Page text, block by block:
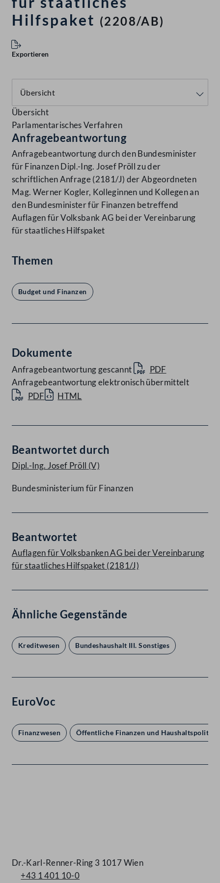
Hilfspaket (2208/AB)
Exportieren
Übersicht
Parlamentarisches Verfahren
Anfragebeantwortung
Anfragebeantwortung durch den Bundesminister
für Finanzen Dipl.-Ing. Josef Pröll zu der
schriftlichen Anfrage (2181/J) der Abgeordneten
Mag. Werner Kogler, Kolleginnen und Kollegen an
den Bundesminister für Finanzen betreffend
Auflagen für Volksbank AG bei der Vereinbarung
für staatliches Hilfspaket
Themen
Budget und Finanzen
Dokumente
Anfragebeantwortung gescannt
PDF
Anfragebeantwortung elektronisch übermittelt
PDF
HTML
Beantwortet durch
Dipl.-Ing. Josef Pröll (V)
Bundesministerium für Finanzen
Beantwortet
Auflagen für Volksbanken AG bei der Vereinbarung
für staatliches Hilfspaket (2181/J)
Ähnliche Gegenstände
Kreditwesen Bundeshaushalt III. Sonstiges
EuroVoc
Finanzwesen Öffentliche Finanzen und Haushaltspolitik
Dr.-Karl-Renner-Ring 3 1017 Wien
+43 1 401 10-0